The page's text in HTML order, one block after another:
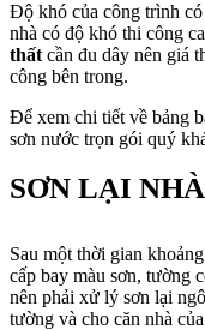
Độ khó của công trình có
nhà có độ khó thi công
thất cần đu dây nên giá
công bên trong.
Để xem chi tiết về bảng
sơn nước trọn gói quý
SƠN LẠI
Sau một thời gian
cấp bay màu sơn, tường
nên phải xử lý sơn lại
tường và cho căn nhà